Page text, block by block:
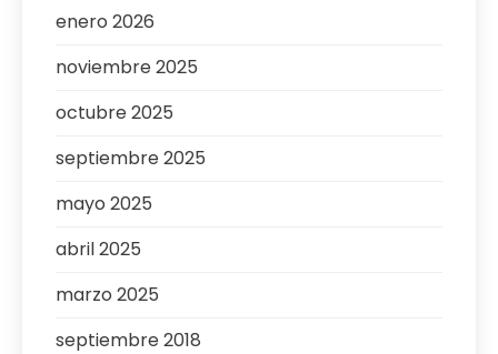
enero 2026
noviembre 2025
octubre 2025
septiembre 2025
mayo 2025
abril 2025
marzo 2025
septiembre 2018